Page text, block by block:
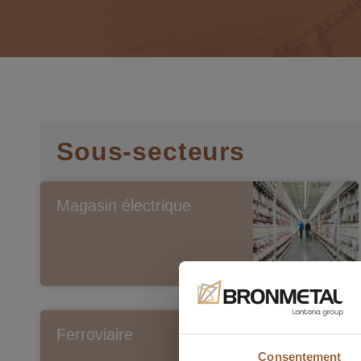
Consentement
Sous-secteurs
Magasin électrique
Ferroviaire